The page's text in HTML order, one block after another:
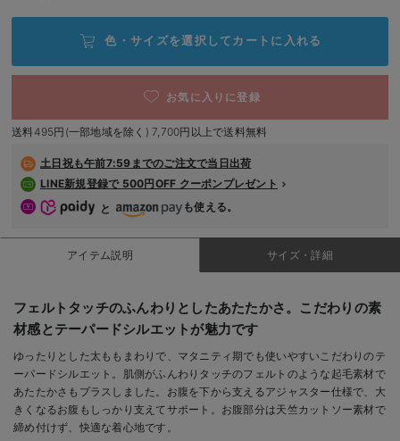
保育園・入園準備特集
デロンギ
入院準備の持ち物チェック
色・サイズを選択して カートに入れる
お気に入りに登録
送料495円(一部地域を除く) 7,700円以上で送料無料
売り切れ
ネイビー
7号/在庫あり
7号/在庫あり
￥5,478
カートに入れる
9号/在庫なし
￥5,478
11号/在庫なし
￥5,478
売り切れ
土日祝も午前7:59までのご注文で当日出荷
LINE新規登録で 500円OFF クーポンプレゼント
と
も使える。
アイテム説明 サイズ・詳細
フェルトタッチのふんわりとしたあたたかさ。こだわりの素
材感とテーパードシルエットが魅力です
ゆったりとした太ももまわりで、マタニティ期でも使いやすいこだわりのテ
ーパードシルエット。肌側がふんわりタッチのフェルトのような起毛素材で
あたたかさもプラスしました。お腹を下から支えるアジャスター仕様で、大
きくなるお腹もしっかり支えてサポート。お腹部分は天竺カットソー素材で
締め付けず、快適な着心地です。